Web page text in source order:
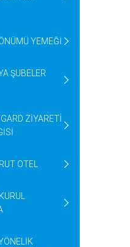
YEMEĞİ
ŞUBELER
ZİYARETİ
OTEL